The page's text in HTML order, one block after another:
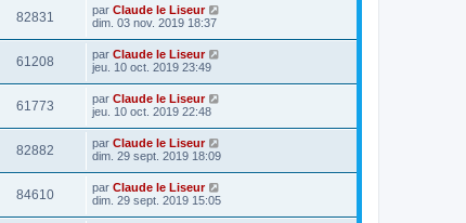
82831 par Claude le Liseur
dim. 03 nov. 2019 18:37
61208 par Claude le Liseur
jeu. 10 oct. 2019 23:49
61773 par Claude le Liseur
jeu. 10 oct. 2019 22:48
82882 par Claude le Liseur
dim. 29 sept. 2019 18:09
84610 par Claude le Liseur
dim. 29 sept. 2019 15:05